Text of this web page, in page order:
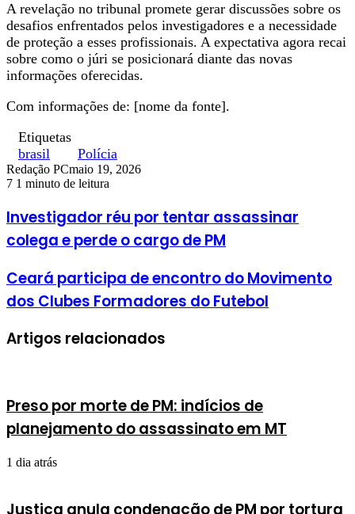
A revelação no tribunal promete gerar discussões sobre os
desafios enfrentados pelos investigadores e a necessidade
de proteção a esses profissionais. A expectativa agora recai
sobre como o júri se posicionará diante das novas
informações oferecidas.
Com informações de: [nome da fonte].
Etiquetas
brasil
Polícia
Redação PCmaio 19, 2026
7 1 minuto de leitura
Investigador réu por tentar assassinar
colega e perde o cargo de PM
Ceará participa de encontro do Movimento
dos Clubes Formadores do Futebol
Artigos relacionados
Preso por morte de PM: indícios de
planejamento do assassinato em MT
1 dia atrás